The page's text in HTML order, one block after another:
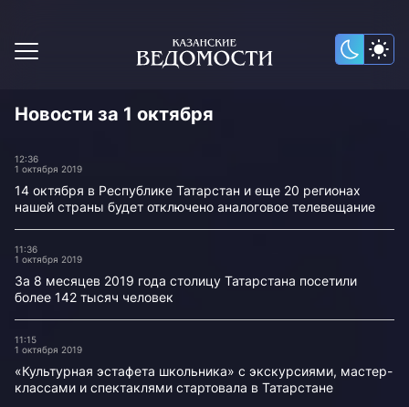
Новости за 1 октября
12:36
1 октября 2019
14 октября в Республике Татарстан и еще 20 регионах
нашей страны будет отключено аналоговое телевещание
11:36
1 октября 2019
За 8 месяцев 2019 года столицу Татарстана посетили
более 142 тысяч человек
11:15
1 октября 2019
«Культурная эстафета школьника» с экскурсиями, мастер-
классами и спектаклями стартовала в Татарстане